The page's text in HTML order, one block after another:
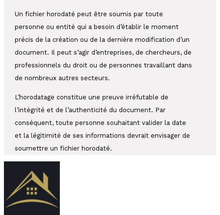
Un fichier horodaté peut être soumis par toute
personne ou entité qui a besoin d’établir le moment
précis de la création ou de la dernière modification d’un
document. Il peut s’agir d’entreprises, de chercheurs, de
professionnels du droit ou de personnes travaillant dans
de nombreux autres secteurs.
L’horodatage constitue une preuve irréfutable de
l’intégrité et de l’authenticité du document. Par
conséquent, toute personne souhaitant valider la date
et la légitimité de ses informations devrait envisager de
soumettre un fichier horodaté.